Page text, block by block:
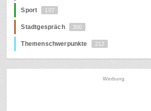
Sport 107
Stadtgespräch 300
Themenschwerpunkte 212
Werbung